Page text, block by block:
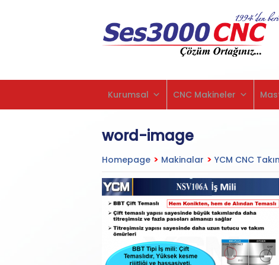
Kurumsal
CNC Makineler
word-image
Homepage > Makinalar > YCM CNC